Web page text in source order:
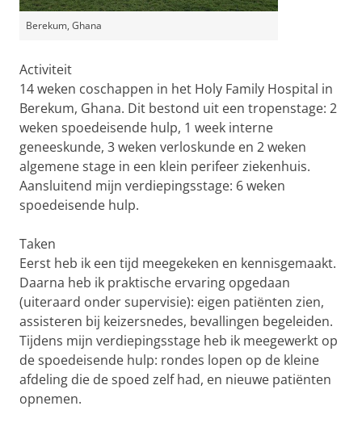
Berekum, Ghana
Activiteit
14 weken coschappen in het Holy Family Hospital in
Berekum, Ghana. Dit bestond uit een tropenstage: 2
weken spoedeisende hulp, 1 week interne
geneeskunde, 3 weken verloskunde en 2 weken
algemene stage in een klein perifeer ziekenhuis.
Aansluitend mijn verdiepingsstage: 6 weken
spoedeisende hulp.
Taken
Eerst heb ik een tijd meegekeken en kennisgemaakt.
Daarna heb ik praktische ervaring opgedaan
(uiteraard onder supervisie): eigen patiënten zien,
assisteren bij keizersnedes, bevallingen begeleiden.
Tijdens mijn verdiepingsstage heb ik meegewerkt op
de spoedeisende hulp: rondes lopen op de kleine
afdeling die de spoed zelf had, en nieuwe patiënten
opnemen.